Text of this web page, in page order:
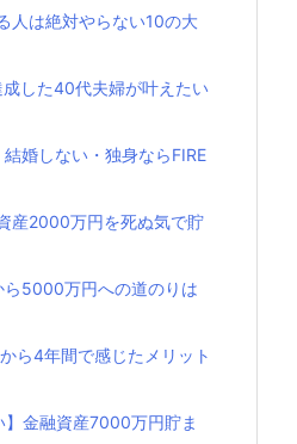
人は絶対やらない10の大
した40代夫婦が叶えたい
婚しない・独身ならFIRE
産2000万円を死ぬ気で貯
ら5000万円への道のりは
ら4年間で感じたメリット
】金融資産7000万円貯ま